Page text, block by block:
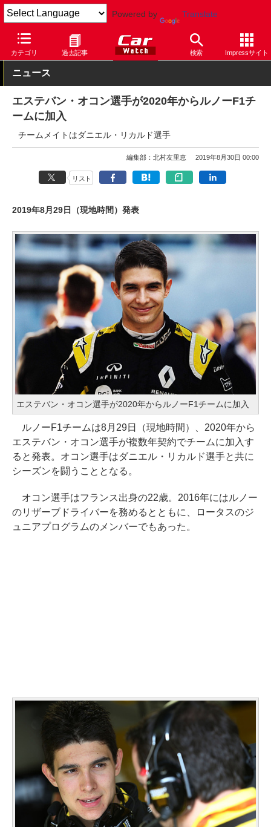
Powered by Translate
カテゴリ 過去記事 検索 Impressサイト
Car Watch モータースポーツ F1
ニュース
エステバン・オコン選手が2020年からルノーF1チ
ームに加入
チームメイトはダニエル・リカルド選手
編集部：北村友里恵 2019年8月30日 00:00
リスト
2019年8月29日（現地時間）発表
エステバン・オコン選手が2020年からルノーF1チームに加入
ルノーF1チームは8月29日（現地時間）、2020年から
エステバン・オコン選手が複数年契約でチームに加入す
ると発表。オコン選手はダニエル・リカルド選手と共に
シーズンを闘うこととなる。
オコン選手はフランス出身の22歳。2016年にはルノー
のリザーブドライバーを務めるとともに、ロータスのジ
ュニアプログラムのメンバーでもあった。